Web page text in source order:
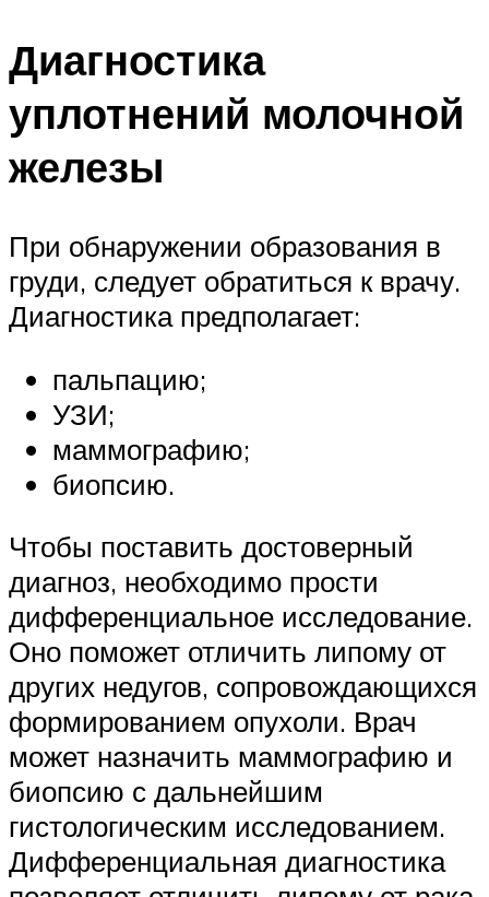
Диагностика
уплотнений молочной
железы
При обнаружении образования в
груди, следует обратиться к врачу.
Диагностика предполагает:
пальпацию;
УЗИ;
маммографию;
биопсию.
Чтобы поставить достоверный
диагноз, необходимо прости
дифференциальное исследование.
Оно поможет отличить липому от
других недугов, сопровождающихся
формированием опухоли. Врач
может назначить маммографию и
биопсию с дальнейшим
гистологическим исследованием.
Дифференциальная диагностика